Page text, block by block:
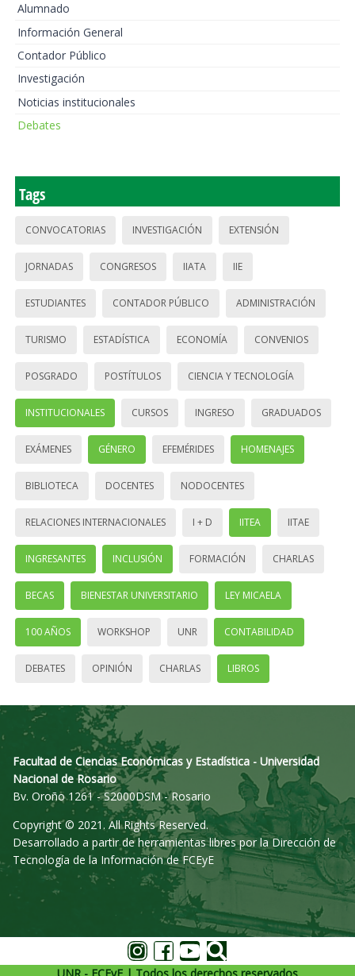
Alumnado
Información General
Contador Público
Investigación
Noticias institucionales
Debates
Tags
CONVOCATORIAS INVESTIGACIÓN EXTENSIÓN
JORNADAS CONGRESOS IIATA IIE
ESTUDIANTES CONTADOR PÚBLICO ADMINISTRACIÓN
TURISMO ESTADÍSTICA ECONOMÍA CONVENIOS
POSGRADO POSTÍTULOS CIENCIA Y TECNOLOGÍA
INSTITUCIONALES CURSOS INGRESO GRADUADOS
EXÁMENES GÉNERO EFEMÉRIDES HOMENAJES
BIBLIOTECA DOCENTES NODOCENTES
RELACIONES INTERNACIONALES I + D IITEA IITAE
INGRESANTES INCLUSIÓN FORMACIÓN CHARLAS
BECAS BIENESTAR UNIVERSITARIO LEY MICAELA
100 AÑOS WORKSHOP UNR CONTABILIDAD
DEBATES OPINIÓN CHARLAS LIBROS
Facultad de Ciencias Económicas y Estadística - Universidad
Nacional de Rosario
Bv. Oroño 1261 - S2000DSM - Rosario
Copyright © 2021. All Rights Reserved.
Desarrollado a partir de herramientas libres por la Dirección de
Tecnología de la Información de FCEyE